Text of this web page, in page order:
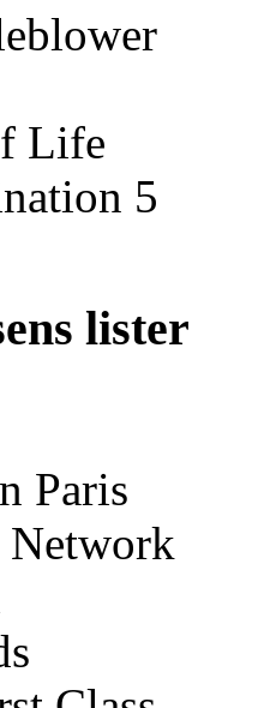
Life
5
lister
Paris
Network